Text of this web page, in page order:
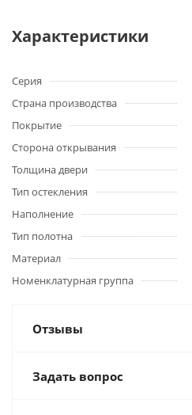
Характеристики
Серия
Страна производства
Покрытие
Сторона открывания
Толщина двери
Тип остекления
Наполнение
Тип полотна
Материал
Номенклатурная группа
Отзывы
Задать вопрос